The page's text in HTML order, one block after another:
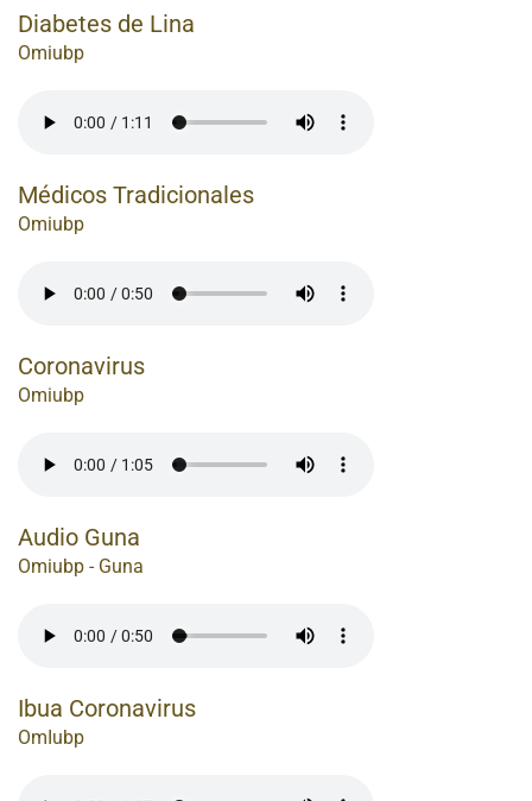
Diabetes de Lina
Omiubp
Médicos Tradicionales
Omiubp
Coronavirus
Omiubp
Audio Guna
Omiubp - Guna
Ibua Coronavirus
OmIubp